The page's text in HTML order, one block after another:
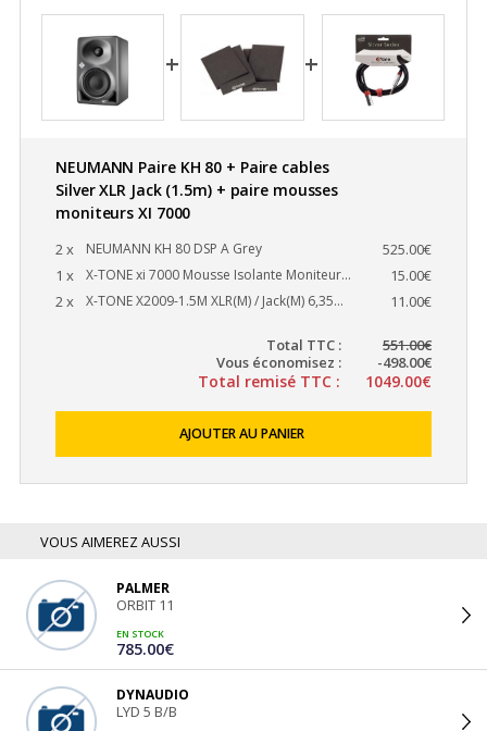
NEUMANN Paire KH 80 + Paire cables
Silver XLR Jack (1.5m) + paire mousses
moniteurs XI 7000
2 x NEUMANN KH 80 DSP A Grey
525.00€
1 x
X-TONE xi 7000 Mousse Isolante Moniteur...
15.00€
2 x
X-TONE X2009-1.5M XLR(M) / Jack(M) 6,35... 11.00€
Total TTC :
551.00€
Vous économisez :
-498.00€
Total remisé TTC : 1049.00€
AJOUTER AU PANIER
VOUS AIMEREZ AUSSI
PALMER
ORBIT 11
EN STOCK
785.00€
DYNAUDIO
LYD 5 B/B